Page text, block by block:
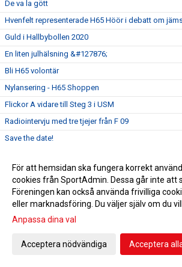
De va la gött
Hvenfelt representerade H65 Höör i debatt om
Guld i Hallbybollen 2020
En liten julhälsning &#127876;
Bli H65 volontär
Nylansering - H65 Shoppen
Flickor A vidare till Steg 3 i USM
Radiointervju med tre tjejer från F 09
Save the date!
EHF-cupen: Knapp seger efter stark insats
5-6/10 spelas USM i HÖÖR! Gratis inträde!
Klubbfotografering onsdagen 9/10
Sparbanken Skåne erbjuder Fri entré!
HSK 13/14
Handbollen ställer upp 1 000 000 gånger
För att hemsidan ska fungera korrekt
cookies från SportAdmin. Dessa går inte att
Föreningen kan också använda frivilliga
eller marknadsföring. Du väljer själv om du
Anpassa dina val
Acceptera nödvändiga Acceptera